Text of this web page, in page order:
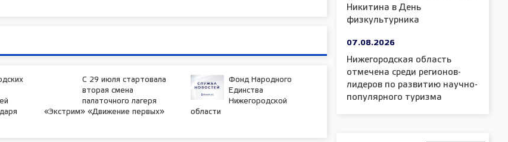
С 29 июля стартовала
вторая смена
палаточного лагеря
«Экстрим» «Движение первых»
Фонд Народного
Единства
Нижегородской
области
Никитина в День
физкультурника
07.08.2026
Нижегородская область
отмечена среди регионов-
лидеров по развитию научно-
популярного туризма